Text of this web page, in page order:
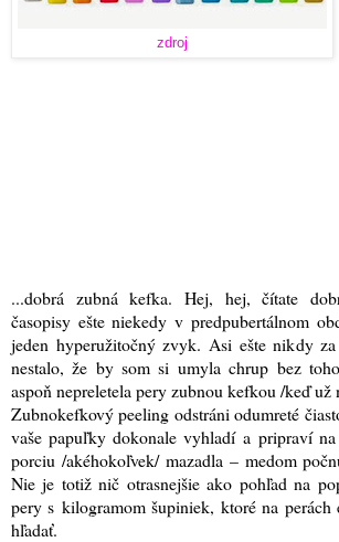
zdroj
...dobrá zubná kefka. Hej, hej, čítate
časopisy ešte niekedy v predpubertálnom
jeden hyperužitočný zvyk. Asi ešte nikdy
nestalo, že by som si umyla chrup bez
aspoň nepreletela pery zubnou kefkou /keď už
Zubnokefkový peeling odstráni odumreté
vaše papuľky dokonale vyhladí a pripraví na
porciu /akéhokoľvek/ mazadla – medom
Nie je totiž nič otrasnejšie ako pohľad na
pery s kilogramom šupiniek, ktoré na perách
hľadať.